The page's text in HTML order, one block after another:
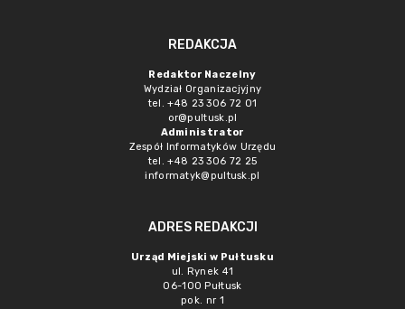
REDAKCJA
Redaktor Naczelny
Wydział Organizacjyjny
tel. +48 23 306 72 01
or@pultusk.pl
Administrator
Zespół Informatyków Urzędu
tel. +48 23 306 72 25
informatyk@pultusk.pl
ADRES REDAKCJI
Urząd Miejski w Pułtusku
ul. Rynek 41
06-100 Pułtusk
pok. nr 1